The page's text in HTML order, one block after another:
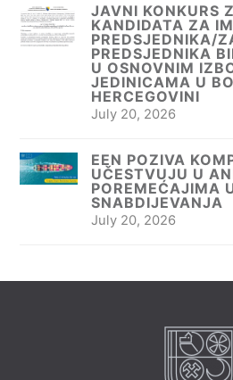
JAVNI KONKURS
KANDIDATA ZA
PREDSJEDNIKA/
PREDSJEDNIKA
U OSNOVNIM
JEDINICAMA U
HERCEGOVINI
July 20, 2026
EEN POZIVA
UČESTVUJU U
POREMEĆAJIMA
SNABDIJEVANJA
July 20, 2026